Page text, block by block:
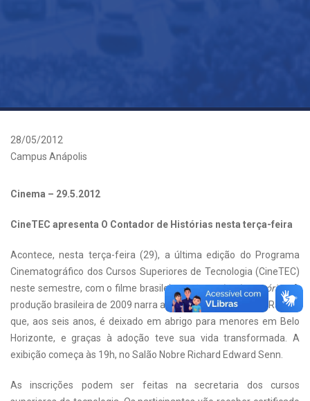
28/05/2012
Campus Anápolis
Cinema – 29.5.2012
CineTEC apresenta O Contador de Histórias nesta terça-feira
Acontece, nesta terça-feira (29), a última edição do Programa
Cinematográfico dos Cursos Superiores de Tecnologia (CineTEC)
neste semestre, com o filme brasileiroO Contador de Histórias.A
produção brasileira de 2009 narra a vida de Roberto Carlos Ramos
que, aos seis anos, é deixado em abrigo para menores em Belo
Horizonte, e graças à adoção teve sua vida transformada. A
exibição começa às 19h, no Salão Nobre Richard Edward Senn.
As inscrições podem ser feitas na secretaria dos cursos